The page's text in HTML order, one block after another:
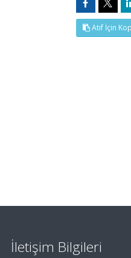
Atıf İçin
İletişim Bilgileri